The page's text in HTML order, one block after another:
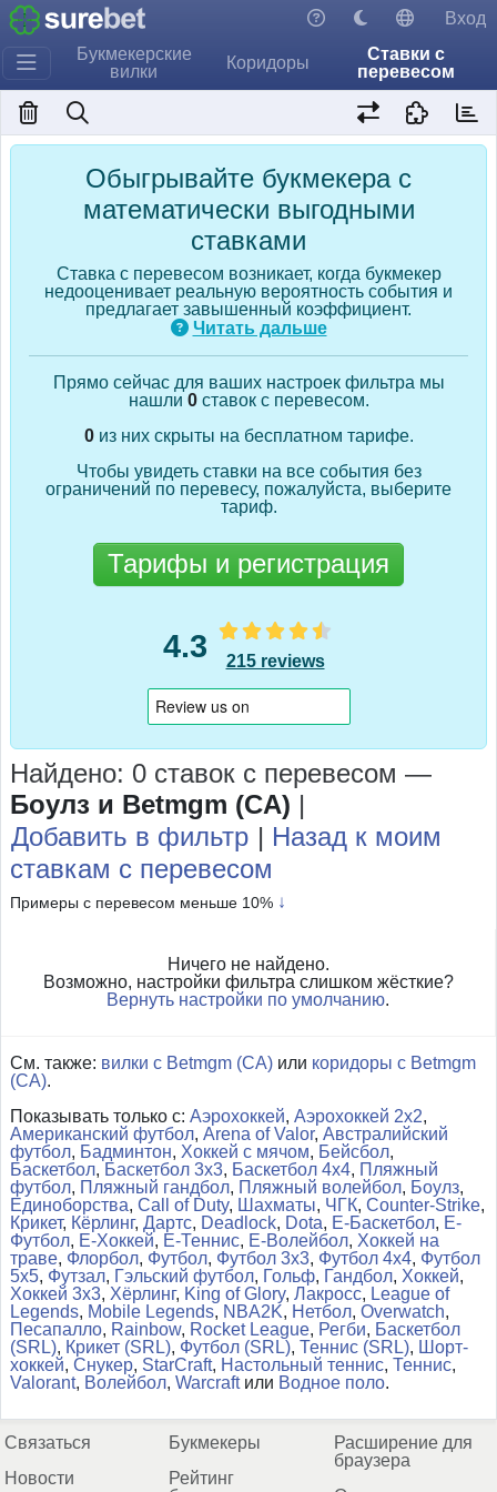
Букмекерские
вилки
Коридоры
Ставки с
перевесом
Вход
Обыгрывайте букмекера с
математически выгодными
ставками
Ставка с перевесом возникает, когда букмекер
недооценивает реальную вероятность события и
предлагает завышенный коэффициент.
Читать дальше
Прямо сейчас для ваших настроек фильтра мы
нашли 0ставок с перевесом.
0из них скрыты на бесплатном тарифе.
Чтобы увидеть ставки на все события без
ограничений по перевесу, пожалуйста, выберите
тариф.
Тарифы и регистрация
4.3 215 reviews
Найдено: 0 ставок с перевесом —
Боулз и Betmgm (CA) |
Добавить в фильтр | Назад к моим
ставкам с перевесом
Примеры с перевесом меньше 10% ↓
Ничего не найдено.
Возможно, настройки фильтра слишком жёсткие?
Вернуть настройки по умолчанию.
См. также: вилки с Betmgm (CA) или коридоры с Betmgm
(CA).
Показывать только с: Аэрохоккей, Аэрохоккей 2x2,
Американский футбол, Arena of Valor, Австралийский
футбол, Бадминтон, Хоккей с мячом, Бейсбол,
Баскетбол, Баскетбол 3x3, Баскетбол 4x4, Пляжный
футбол, Пляжный гандбол, Пляжный волейбол, Боулз,
Единоборства, Call of Duty, Шахматы, ЧГК, Counter-Strike,
Крикет, Кёрлинг, Дартс, Deadlock, Dota, Е-Баскетбол, Е-
Футбол, Е-Хоккей, Е-Теннис, Е-Волейбол, Хоккей на
траве, Флорбол, Футбол, Футбол 3x3, Футбол 4x4, Футбол
5x5, Футзал, Гэльский футбол, Гольф, Гандбол, Хоккей,
Хоккей 3x3, Хёрлинг, King of Glory, Лакросс, League of
Legends, Mobile Legends, NBA2K, Нетбол, Overwatch,
Песапалло, Rainbow, Rocket League, Регби, Баскетбол
(SRL), Крикет (SRL), Футбол (SRL), Теннис (SRL), Шорт-
хоккей, Снукер, StarCraft, Настольный теннис, Теннис,
Valorant, Волейбол, Warcraftили Водное поло.
Связаться
Новости
Букмекеры
Рейтинг
Расширение для
браузера